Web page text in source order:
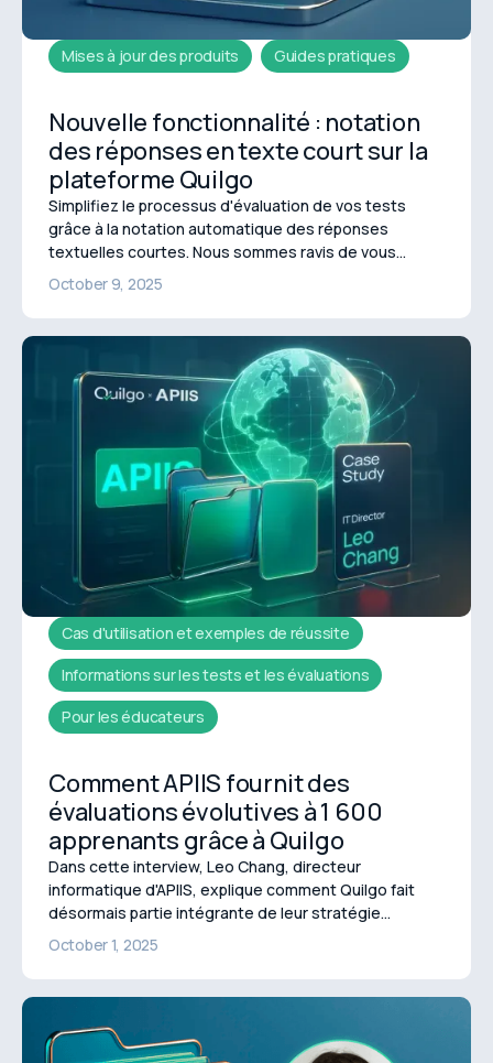
Mises à jour des produits Guides pratiques
Nouvelle fonctionnalité : notation
des réponses en texte court sur la
plateforme Quilgo
Simplifiez le processus d'évaluation de vos tests
grâce à la notation automatique des réponses
textuelles courtes. Nous sommes ravis de vous
présenter une nouvelle fonctionnalité sur la
plateforme Quilgo, la notation des réponses en texte
court.
October 9, 2025
Cas d'utilisation et exemples de réussite
Informations sur les tests et les évaluations
Pour les éducateurs
Comment APIIS fournit des
évaluations évolutives à 1 600
apprenants grâce à Quilgo
Dans cette interview, Leo Chang, directeur
informatique d'APIIS, explique comment Quilgo fait
désormais partie intégrante de leur stratégie
d'évaluation, permettant à l'organisation d'évoluer
tout en préservant son intégrité.
October 1, 2025